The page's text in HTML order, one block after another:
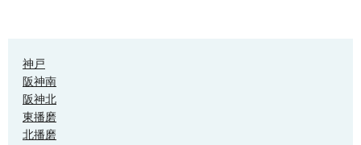
神戸
阪神南
阪神北
東播磨
北播磨